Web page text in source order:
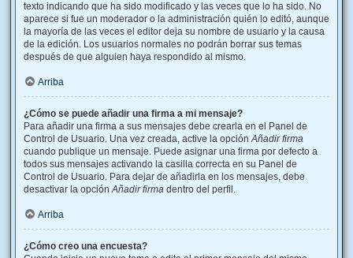
texto indicando que ha sido modificado y las veces que lo ha sido. No
aparece si fue un moderador o la administración quién lo editó, aunque
la mayoría de las veces el editor deja su nombre de usuario y la causa
de la edición. Los usuarios normales no podrán borrar sus temas
después de que alguien haya respondido al mismo.
Arriba
¿Cómo se puede añadir una firma a mi mensaje?
Para añadir una firma a sus mensajes debe crearla en el Panel de
Control de Usuario. Una vez creada, active la opciónAñadir firma
cuando publique un mensaje. Puede asignar una firma por defecto a
todos sus mensajes activando la casilla correcta en su Panel de
Control de Usuario. Para dejar de añadirla en los mensajes, debe
desactivar la opciónAñadir firma dentro del perfil.
Arriba
¿Cómo creo una encuesta?